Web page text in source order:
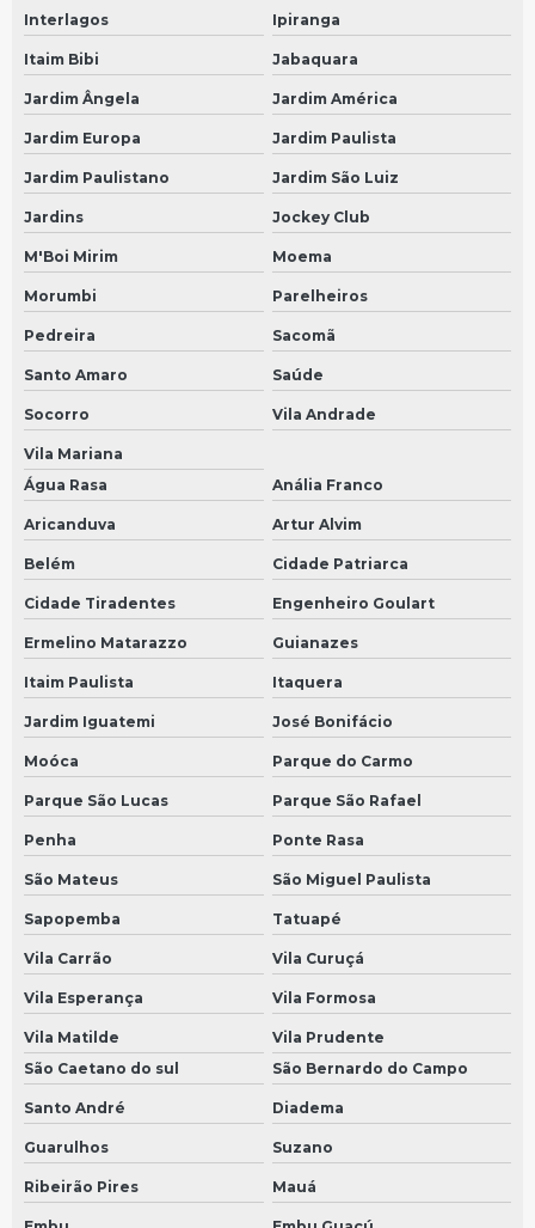
Sensor de velocidade para carro
Reparo de módulo em São Bernardo do Campo
Reparo de módulo em São Paulo
Sensor de velocidade preço
Conserto de velocímetros em São Bernardo do Campo
Conserto de velocimetro automotivo em São Bernardo do Campo
Conserto de velocimetro automotivo em São Paulo
Sensor 35mm
Conserto de velocímetro de carros em São Bernardo do Campo
Conserto de velocímetro de carros em São Paulo
Sensor 90mm
Conserto painel velocimetro em São Bernardo do Campo
Conserto painel velocimetro em São Paulo
Bomba arla
Conserto de tacografo em São Bernardo do Campo
Conserto de tacografo em São Paulo
Conserto de velocimetro do carro em São Paulo
Bomba arla scania
Conserto de velocimetro digital em São Bernardo do Campo
Conserto de velocimetro digital em São Paulo
Bomba arla volvo
Conserto de velocimetro de caminhao em São Bernardo do Campo
Conserto de velocimetro de caminhao em São Paulo
Bomba dosadora
Manutenção de velocímetro em São Bernardo do Campo
Interlagos Ipiranga
Itaim Bibi Jabaquara
Jardim Ângela Jardim América
Jardim Europa Jardim Paulista
Jardim Paulistano Jardim São Luiz
Jardins Jockey Club
M'Boi Mirim Moema
Morumbi Parelheiros
Pedreira Sacomã
Santo Amaro Saúde
Socorro Vila Andrade
Vila Mariana
Água Rasa
Anália Franco
Aricanduva Artur Alvim
Belém Cidade Patriarca
Cidade Tiradentes Engenheiro Goulart
Ermelino Matarazzo Guianazes
Itaim Paulista Itaquera
Jardim Iguatemi José Bonifácio
Moóca Parque do Carmo
Parque São Lucas Parque São Rafael
Penha Ponte Rasa
São Mateus São Miguel Paulista
Sapopemba Tatuapé
Vila Carrão Vila Curuçá
Vila Esperança Vila Formosa
Vila Matilde
Vila Prudente
São Caetano do sul
São Bernardo do Campo
Santo André Diadema
Guarulhos Suzano
Ribeirão Pires Mauá